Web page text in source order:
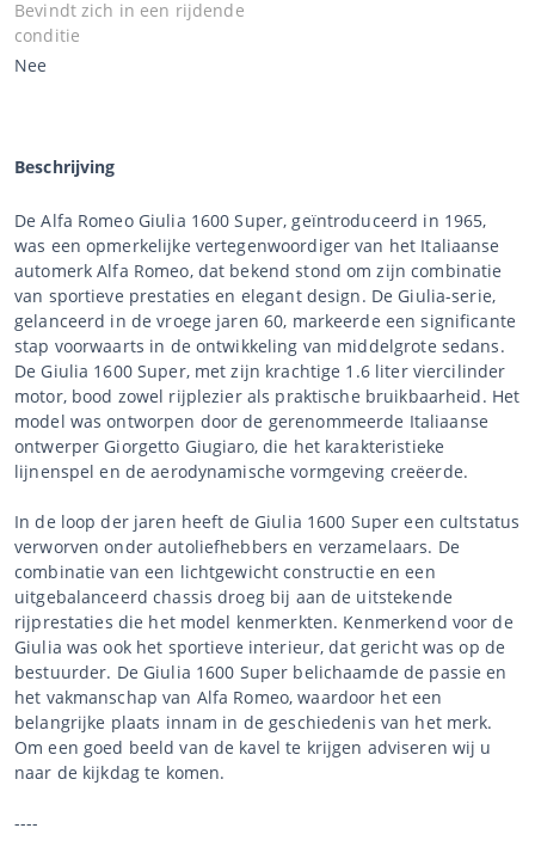
Bevindt zich in een rijdende
conditie
Nee
Beschrijving
De Alfa Romeo Giulia 1600 Super, geïntroduceerd in 1965,
was een opmerkelijke vertegenwoordiger van het Italiaanse
automerk Alfa Romeo, dat bekend stond om zijn combinatie
van sportieve prestaties en elegant design. De Giulia-serie,
gelanceerd in de vroege jaren 60, markeerde een significante
stap voorwaarts in de ontwikkeling van middelgrote sedans.
De Giulia 1600 Super, met zijn krachtige 1.6 liter viercilinder
motor, bood zowel rijplezier als praktische bruikbaarheid. Het
model was ontworpen door de gerenommeerde Italiaanse
ontwerper Giorgetto Giugiaro, die het karakteristieke
lijnenspel en de aerodynamische vormgeving creëerde.
In de loop der jaren heeft de Giulia 1600 Super een cultstatus
verworven onder autoliefhebbers en verzamelaars. De
combinatie van een lichtgewicht constructie en een
uitgebalanceerd chassis droeg bij aan de uitstekende
rijprestaties die het model kenmerkten. Kenmerkend voor de
Giulia was ook het sportieve interieur, dat gericht was op de
bestuurder. De Giulia 1600 Super belichaamde de passie en
het vakmanschap van Alfa Romeo, waardoor het een
belangrijke plaats innam in de geschiedenis van het merk.
Om een goed beeld van de kavel te krijgen adviseren wij u
naar de kijkdag te komen.
----